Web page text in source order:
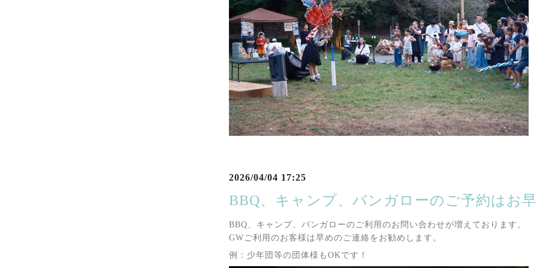
2026/04/04 17:25
BBQ、キャンプ、バンガローのご予約はお
BBQ、キャンプ、バンガローのご利用のお問い合わせが増えております。
GWご利用のお客様は早めのご連絡をお勧めします。
例：少年団等の団体様もOKです！